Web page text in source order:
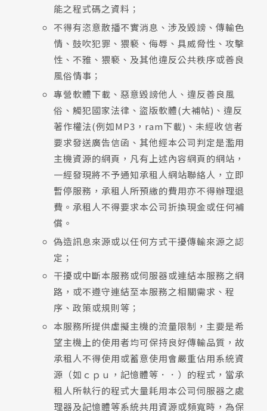
能之程式碼之資料；
不得有恣意散播不實消息、涉及毀謗、傳輸色
情、鼓吹犯罪、猥褻、侮辱、具威脅性、攻擊
性、不雅、猥褻、及其他違反公共秩序或善良
風俗情事；
專營軟體下載、惡意毀謗他人、違反善良風
俗、觸犯國家法律、盜版軟體(大補帖)、違反
著作權法(例如MP3，ram下載)、未經收信者
要求發送廣告信函、其他經本公司判定是濫用
主機資源的網頁，凡有上述內容網頁的網站，
一經發現將不予通知承租人網站聯絡人，立即
暫停服務，承租人所預繳的費用亦不得辦理退
費。承租人不得要求本公司折換現金或任何補
償。
偽造訊息來源或以任何方式干擾傳輸來源之認
定；
干擾或中斷本服務或伺服器或連結本服務之網
路，或不遵守連結至本服務之相關需求、程
序、政策或規則等；
本服務所提供虛擬主機的流量限制，主要是希
望主機上的使用者均可保持良好傳輸品質，故
承租人不得使用或蓄意使用會嚴重佔用系統資
源（如ｃｐｕ，記憶體等．．）的程式，當承
租人所執行的程式大量耗用本公司伺服器之處
理器及記憶體等系統共用資源或頻寬時，為保